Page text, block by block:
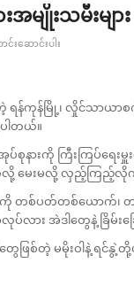
မျိုးသမီးမျ
းဆောင်းပါး
ရန်ကုန်မြို့၊ လှိုင်သာယ
ါတယ်။
နားကို ကြီးကြပ်ရေး
မေးမလို့ လှည့်ကြည့်လို
ကို တစ်ပတ်တစ်ယောက်၊
လား အဲဒါတွေနဲ့ ခြိမ်းခ
ဖြစ်တဲ့ မမိုးဝါနဲ့ ရင်